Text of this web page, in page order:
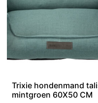
Trixie hondenmand
mintgroen 60X50 CM